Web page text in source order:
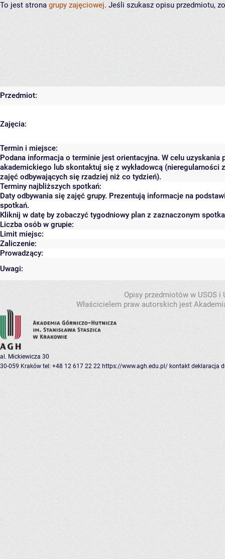
To jest strona grupy zajęciowej. Jeśli szukasz opisu przedmiotu,
Przedmiot:
Zajęcia:
Termin i miejsce:
Podana informacja o terminie jest orientacyjna. W celu
akademickiego lub skontaktuj się z wykładowcą (nieregularności
zajęć odbywających się rzadziej niż co tydzień).
Terminy najbliższych spotkań:
Daty odbywania się zajęć grupy. Prezentują informacje na
spotkań.
Kliknij w datę by zobaczyć tygodniowy plan z zaznaczonym
Liczba osób w grupie:
Limit miejsc:
Zaliczenie:
Prowadzący:
Uwagi:
Opisy przedmiotów w USOS
Właścicielem praw autorskich jest
al. Mickiewicza 30
30-059 Kraków tel: +48 12 617 22 22 https://www.agh.edu.pl/ kontakt deklaracja